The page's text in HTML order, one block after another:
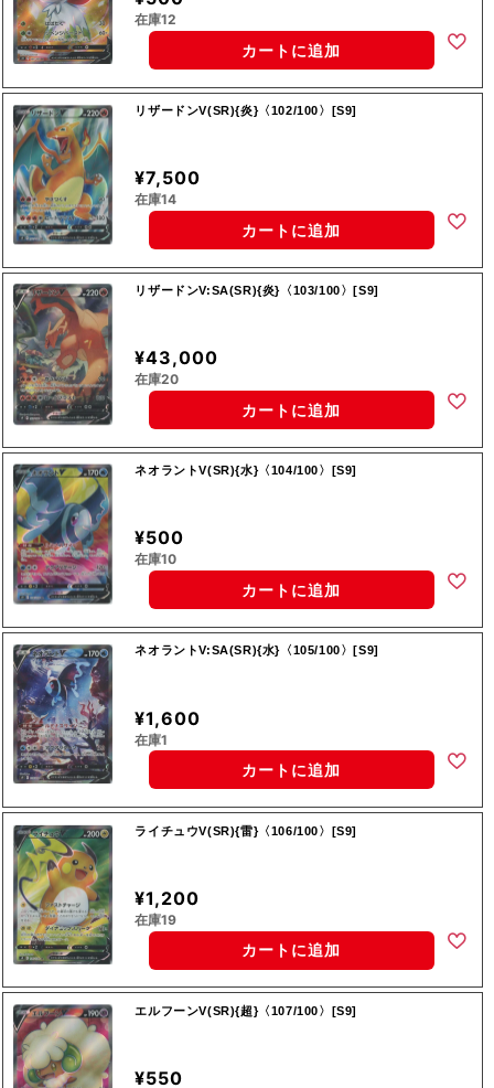
在庫12
カートに追加
リザードンV(SR){炎}〈102/100〉[S9]
¥7,500
在庫14
カートに追加
リザードンV:SA(SR){炎}〈103/100〉[S9]
¥43,000
在庫20
カートに追加
ネオラントV(SR){水}〈104/100〉[S9]
¥500
在庫10
カートに追加
ネオラントV:SA(SR){水}〈105/100〉[S9]
¥1,600
在庫1
カートに追加
ライチュウV(SR){雷}〈106/100〉[S9]
¥1,200
在庫19
カートに追加
エルフーンV(SR){超}〈107/100〉[S9]
¥550